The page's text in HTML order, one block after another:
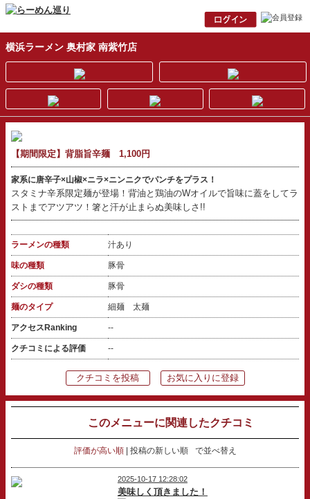
横浜ラーメン 奥村家 南紫竹店
【期間限定】背脂旨辛麺 1,100円
家系に唐辛子×山椒×ニラ×ニンニクでパンチをプラス！
スタミナ辛系限定麺が登場！背油と鶏油のWオイルで旨味に蓋をしてラ
ストまでアツアツ！箸と汗が止まらぬ美味しさ!!
ラーメンの種類 汁あり
味の種類 豚骨
ダシの種類 豚骨
麺のタイプ 細麺 太麺
アクセスRanking --
クチコミによる評価 --
クチコミを投稿 お気に入りに登録
このメニューに関連したクチコミ
評価が高い順 投稿の新しい順 で並べ替え
2025-10-17 12:28:02
美味しく頂きました！